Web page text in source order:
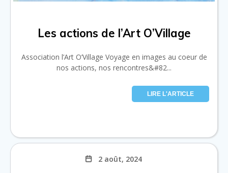
Les actions de l’Art O’Village
Association l’Art O’Village Voyage en images au coeur de
nos actions, nos rencontres&#82...
LIRE L'ARTICLE
2 août, 2024